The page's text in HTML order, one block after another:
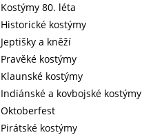
Kostýmy 80. léta
Historické kostýmy
Jeptišky a kněží
Pravěké kostýmy
Klaunské kostýmy
Indiánské a kovbojské kostýmy
Oktoberfest
Pirátské kostýmy